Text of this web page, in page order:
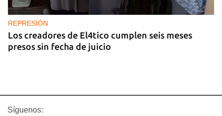
REPRESIÓN
Los creadores de El4tico cumplen seis meses
presos sin fecha de juicio
Síguenos: